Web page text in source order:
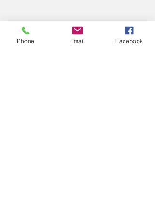
Phone Email Facebook